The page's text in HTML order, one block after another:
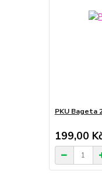
PKU Bageta
199,00